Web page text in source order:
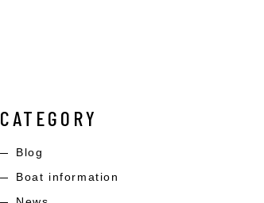
CATEGORY
Blog
Boat information